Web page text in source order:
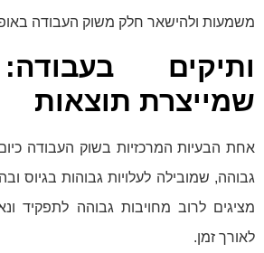
משמעות ולהישאר חלק משוק העבודה
ותיקים
שמייצרת תוצאות
אחת הבעיות המרכזיות בשוק העבודה
גבוהה, שמובילה לעלויות גבוהות בגיוס
מציגים לרוב מחויבות גבוהה לתפקיד
לאורך זמן.